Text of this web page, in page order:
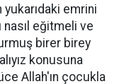
emrini
nasıl eğitmeli ve
birer birey
konusuna
Allah'ın çocukla